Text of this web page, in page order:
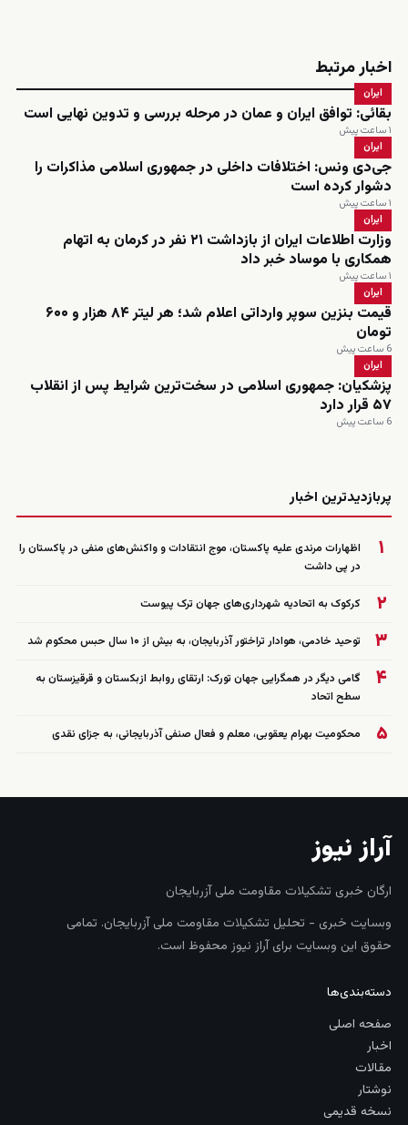
اخبار مرتبط
ایران
بقائی: توافق ایران و عمان در مرحله بررسی و تدوین نهایی است
۱ ساعت پیش
ایران
جی‌دی ونس: اختلافات داخلی در جمهوری اسلامی مذاکرات را
دشوار کرده است
۱ ساعت پیش
ایران
وزارت اطلاعات ایران از بازداشت ۲۱ نفر در کرمان به اتهام
همکاری با موساد خبر داد
۱ ساعت پیش
ایران
قیمت بنزین سوپر وارداتی اعلام شد؛ هر لیتر ۸۴ هزار و ۶۰۰
تومان
6 ساعت پیش
ایران
پزشکیان: جمهوری اسلامی در سخت‌ترین شرایط پس از انقلاب
۵۷ قرار دارد
6 ساعت پیش
پربازدیدترین اخبار
۱
اظهارات مرندی علیه پاکستان، موج انتقادات و واکنش‌های منفی در پاکستان را
در پی داشت
۲ کرکوک به اتحادیه شهرداری‌های جهان ترک پیوست
۳ توحید خادمی، هوادار تراختور آذربایجان، به بیش از ۱۰ سال حبس محکوم شد
۴
گامی دیگر در همگرایی جهان تورک: ارتقای روابط ازبکستان و قرقیزستان به
سطح اتحاد
۵ محکومیت بهرام یعقوبی، معلم و فعال صنفی آذربایجانی، به جزای نقدی
آراز نیوز
ارگان خبری تشکیلات مقاومت ملی آزربایجان
وبسایت خبری - تحلیل تشکیلات مقاومت ملی آزربایجان. تمامی
حقوق این وبسایت برای آراز نیوز محفوظ است.
دسته‌بندی‌ها
صفحه اصلی
اخبار
مقالات
نوشتار
نسخه قدیمی